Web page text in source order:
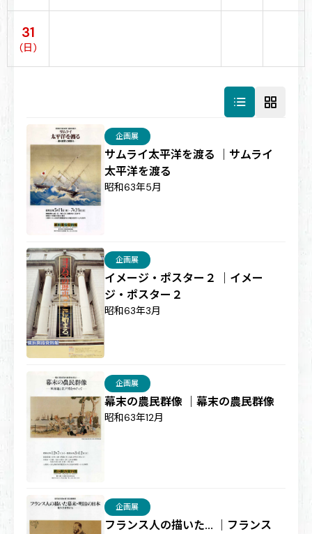
31
(日)
サムライ太平洋を渡る ｜サムライ
太平洋を渡る
企画展
昭和63年5月
イメージ・ポスター２ ｜イメー
ジ・ポスター２
企画展
昭和63年3月
幕末の農民群像 ｜幕末の農民群像
企画展
昭和63年12月
フランス人の描いた… ｜フランス
企画展